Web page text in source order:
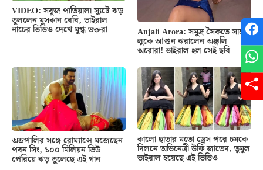
VIDEO: সবুজ পাতিয়ালা স্যুটে ঝড়
তুললেন মুসকান বেবি, ভাইরাল
নাচের ভিডিও দেখে মুগ্ধ ভক্তরা Anjali Arora: সমুদ্র সৈকতে সাহসী
লুকে আগুন ঝরালেন অঞ্জলি
অরোরা! ভাইরাল হল সেই ছবি
অম্রপালির সঙ্গে রোম্যান্সে মজেছেন
পবন সিং, ১০০ মিলিয়ন ভিউ
পেরিয়ে ঝড় তুলেছে এই গান
কালো ছাতার মতো ড্রেস পরে চমকে
দিলনে অভিনেত্রী উর্ফি জাভেদ, তুমুল
ভাইরাল হয়েছে এই ভিডিও